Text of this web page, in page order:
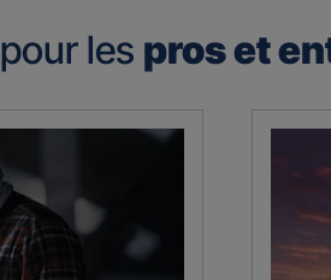
les pros et